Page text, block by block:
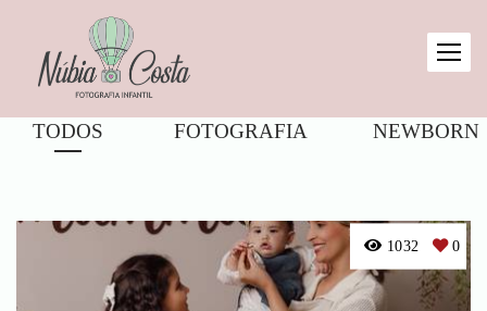
TODOS FOTOGRAFIA NEWBORN
1032 0